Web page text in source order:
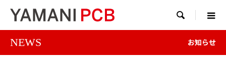

NEWS お知らせ